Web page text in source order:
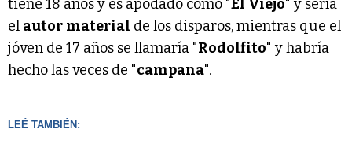
tiene 18 años y es apodado como "El Viejo" y sería
el autor material de los disparos, mientras que el
jóven de 17 años se llamaría "Rodolfito" y habría
hecho las veces de "campana".
LEÉ TAMBIÉN: